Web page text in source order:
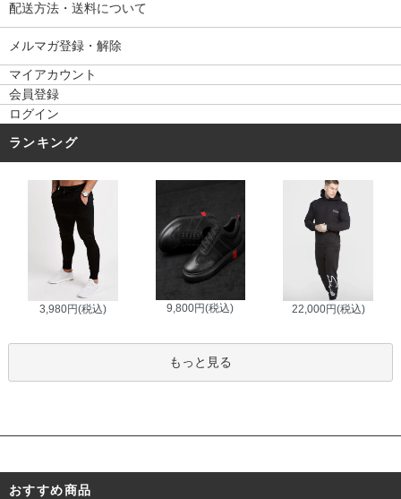
配送方法・送料について
メルマガ登録・解除
マイアカウント
会員登録
ログイン
ランキング
3,980円(税込) 9,800円(税込) 22,000円(税込)
もっと見る
おすすめ商品